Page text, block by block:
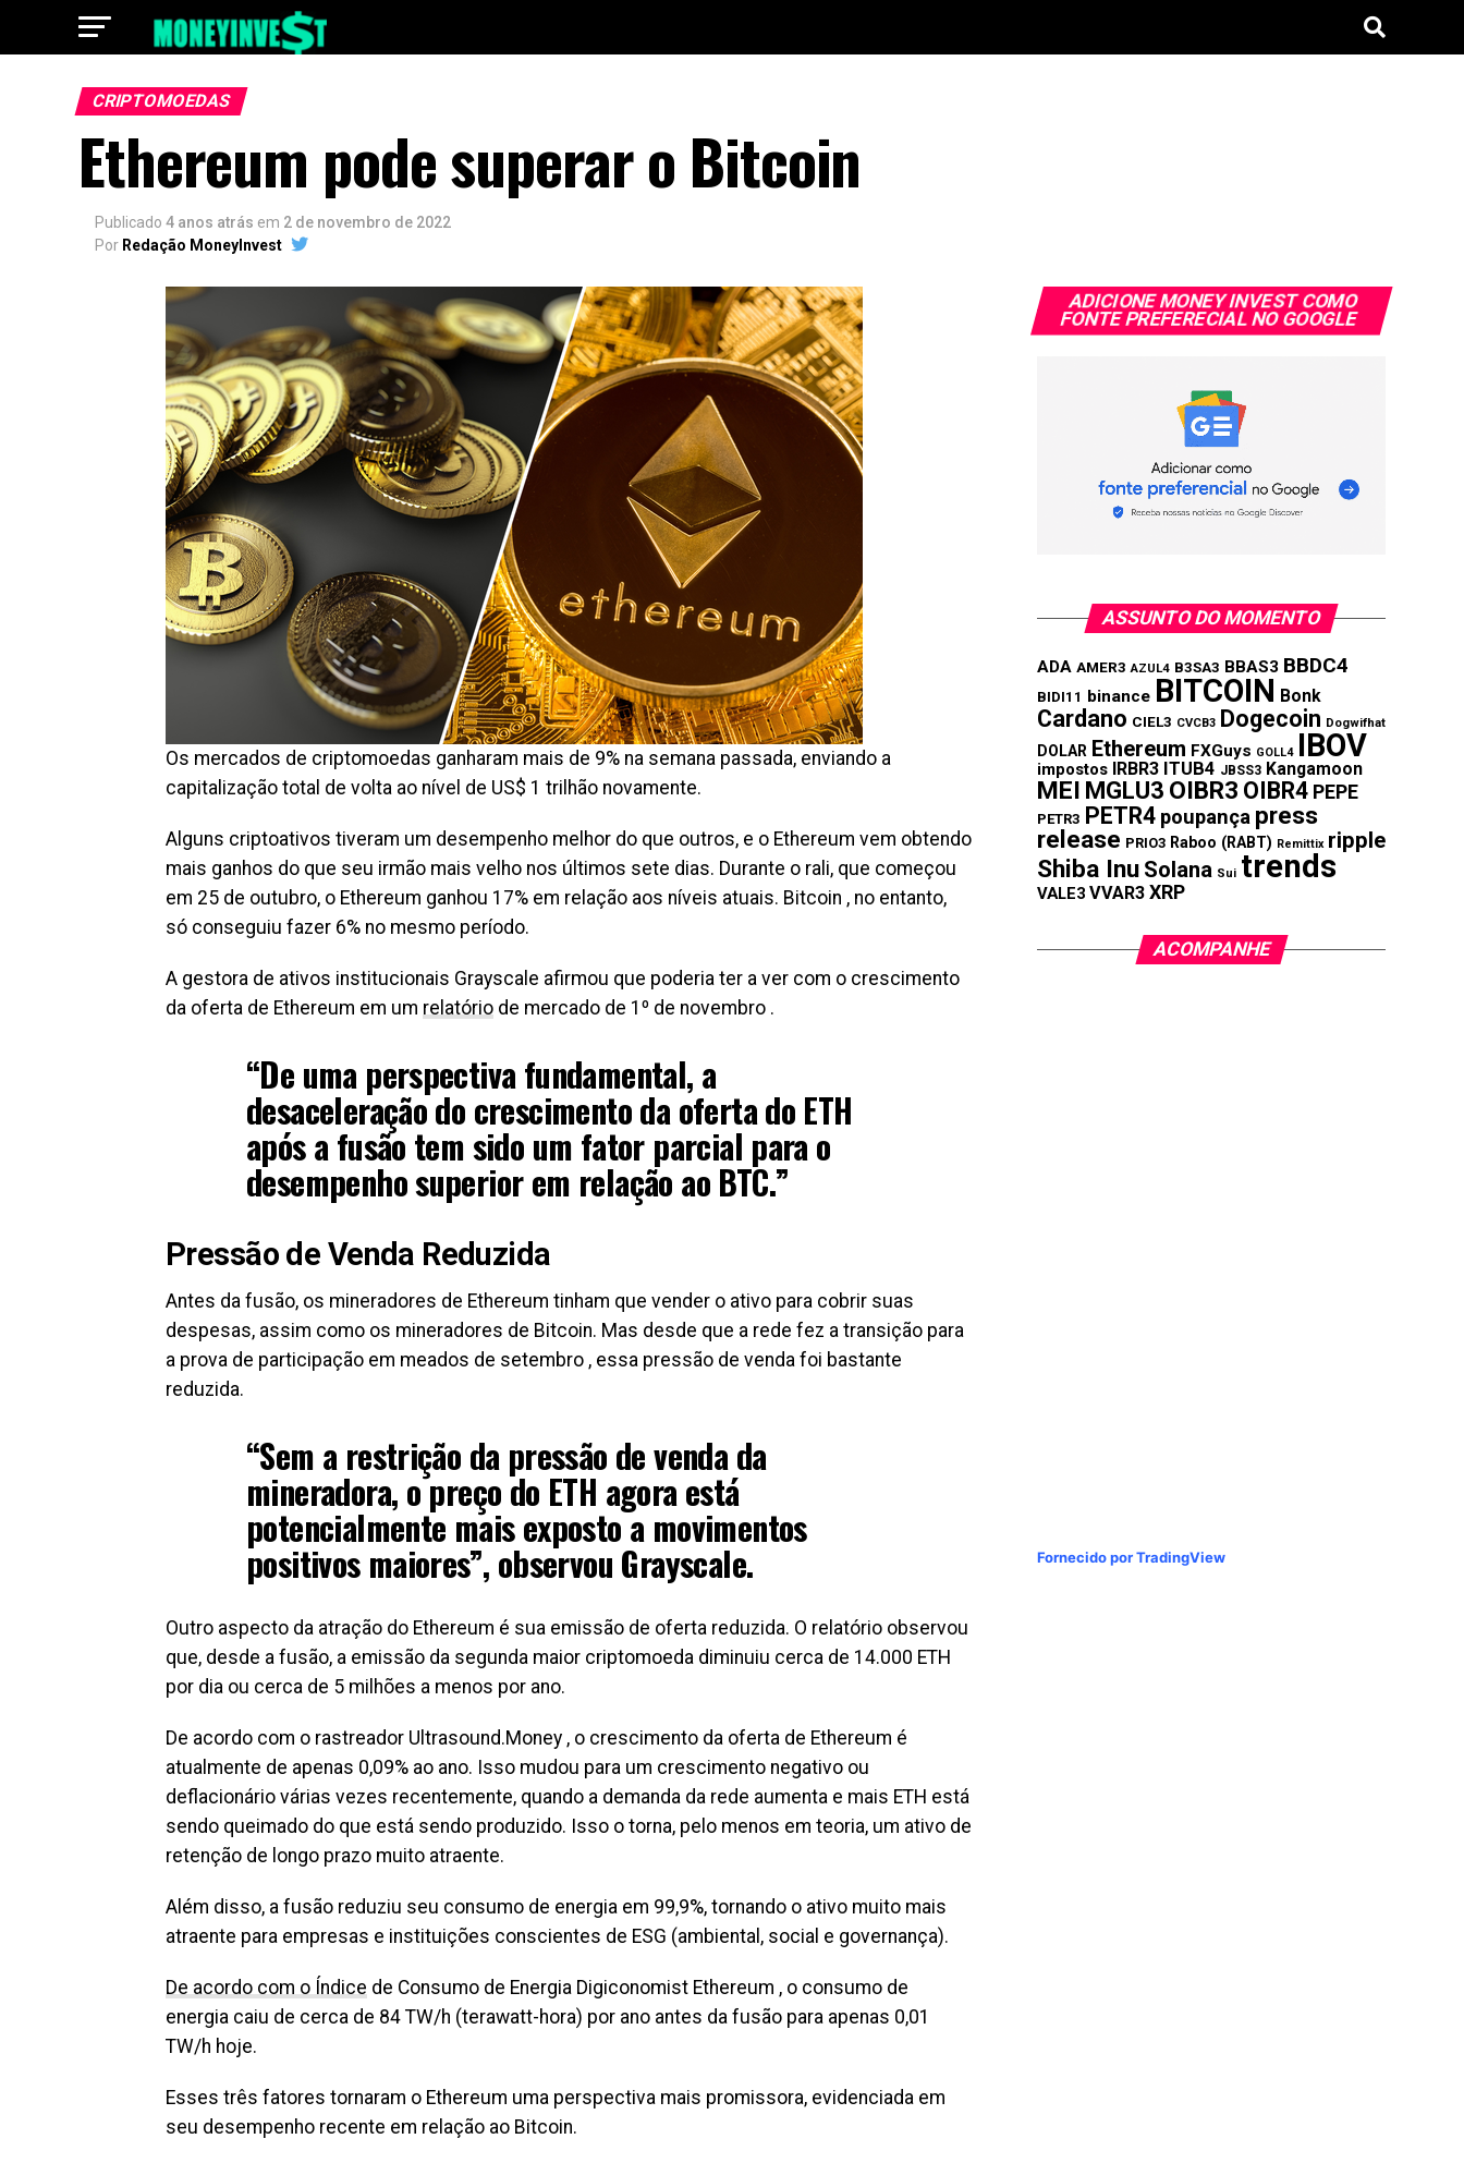
CRIPTOMOEDAS
Ethereum pode superar o Bitcoin
Publicado 4 anos atrás em 2 de novembro de 2022
Por Redação MoneyInvest
Os mercados de criptomoedas ganharam mais de 9% na semana passada, enviando a
capitalização total de volta ao nível de US$ 1 trilhão novamente.
Alguns criptoativos tiveram um desempenho melhor do que outros, e o Ethereum vem obtendo
mais ganhos do que seu irmão mais velho nos últimos sete dias. Durante o rali, que começou
em 25 de outubro, o Ethereum ganhou 17% em relação aos níveis atuais. Bitcoin , no entanto,
só conseguiu fazer 6% no mesmo período.
A gestora de ativos institucionais Grayscale afirmou que poderia ter a ver com o crescimento
da oferta de Ethereum em um relatório de mercado de 1º de novembro .
“De uma perspectiva fundamental, a
desaceleração do crescimento da oferta do ETH
após a fusão tem sido um fator parcial para o
desempenho superior em relação ao BTC.”
Pressão de Venda Reduzida
Antes da fusão, os mineradores de Ethereum tinham que vender o ativo para cobrir suas
despesas, assim como os mineradores de Bitcoin. Mas desde que a rede fez a transição para
a prova de participação em meados de setembro , essa pressão de venda foi bastante
reduzida.
“Sem a restrição da pressão de venda da
mineradora, o preço do ETH agora está
potencialmente mais exposto a movimentos
positivos maiores”, observou Grayscale.
Outro aspecto da atração do Ethereum é sua emissão de oferta reduzida. O relatório observou
que, desde a fusão, a emissão da segunda maior criptomoeda diminuiu cerca de 14.000 ETH
por dia ou cerca de 5 milhões a menos por ano.
De acordo com o rastreador Ultrasound.Money , o crescimento da oferta de Ethereum é
atualmente de apenas 0,09% ao ano. Isso mudou para um crescimento negativo ou
deflacionário várias vezes recentemente, quando a demanda da rede aumenta e mais ETH está
sendo queimado do que está sendo produzido. Isso o torna, pelo menos em teoria, um ativo de
retenção de longo prazo muito atraente.
Além disso, a fusão reduziu seu consumo de energia em 99,9%, tornando o ativo muito mais
atraente para empresas e instituições conscientes de ESG (ambiental, social e governança).
De acordo com o Índice de Consumo de Energia Digiconomist Ethereum , o consumo de
energia caiu de cerca de 84 TW/h (terawatt-hora) por ano antes da fusão para apenas 0,01
TW/h hoje.
Esses três fatores tornaram o Ethereum uma perspectiva mais promissora, evidenciada em
seu desempenho recente em relação ao Bitcoin.
ADICIONE MONEY INVEST COMO
FONTE PREFERECIAL NO GOOGLE
ASSUNTO DO MOMENTO
ADA AMER3 AZUL4 B3SA3 BBAS3 BBDC4
BIDI11 binance BITCOIN Bonk
Cardano CIEL3 CVCB3 Dogecoin Dogwifhat
DOLAR Ethereum FXGuys GOLL4 IBOV
impostos IRBR3 ITUB4 JBSS3 Kangamoon
MEI MGLU3 OIBR3 OIBR4 PEPE
PETR3 PETR4 poupança press
release PRIO3 Raboo (RABT) Remittix ripple
Shiba Inu Solana Sui trends
VALE3 VVAR3 XRP
ACOMPANHE
Fornecido por TradingView